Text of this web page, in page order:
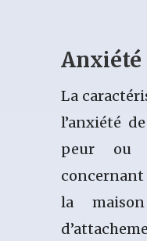
Anxiété
La
l’anxiété
peur ou
concernant
la